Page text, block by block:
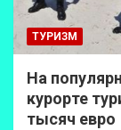
ТУРИЗМ
На
курорте
тысяч евро